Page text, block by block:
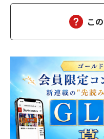
物』の共感はコストがかか
こ